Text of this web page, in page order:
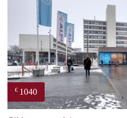
€ 1040